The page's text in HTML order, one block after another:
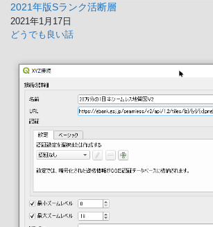
2021年版Sランク活断層
2021年1月17日
どうでも良い話